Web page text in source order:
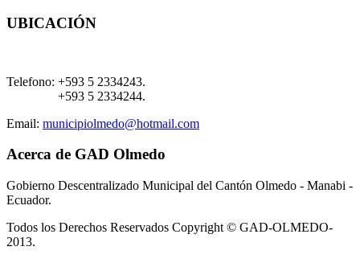
UBICACIÓN
Telefono: +593 5 2334243.
+593 5 2334244.
Email: municipiolmedo@hotmail.com
Acerca de GAD Olmedo
Gobierno Descentralizado Municipal del Cantón Olmedo - Manabi -
Ecuador.
Todos los Derechos Reservados Copyright © GAD-OLMEDO-
2013.